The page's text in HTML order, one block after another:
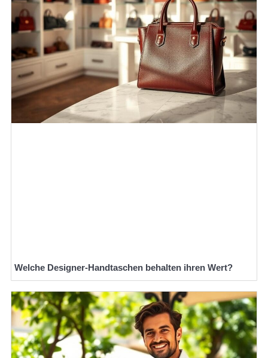
Welche Designer-Handtaschen behalten ihren Wert?